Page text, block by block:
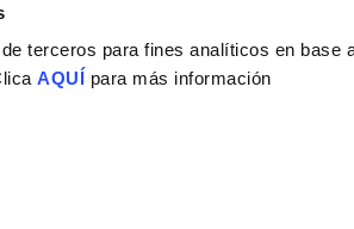
terceros para fines analíticos en base
AQUÍ para más información
Tel. + 34 965 23 37 00
Fax + 34 965 91 95 61